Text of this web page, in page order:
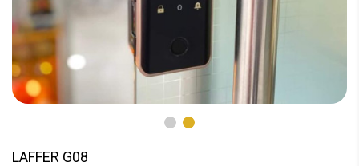
LAFFER G08